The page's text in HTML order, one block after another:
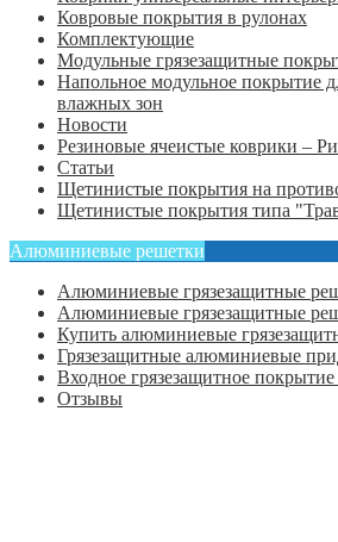
Ковровые покрытия в рулонах
Комплектующие
Модульные грязезащитные
Напольное модульное покрытие
влажных зон
Новости
Резиновые ячеистые коврики –
Статьи
Щетинистые покрытия на
Щетинистые покрытия типа
Алюминиевые решетки
Алюминиевые грязезащитные
Алюминиевые грязезащитные
Купить алюминиевые
Грязезащитные алюминиевые
Входное грязезащитное
Отзывы